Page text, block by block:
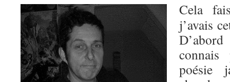
Cela
j’avais
poésie